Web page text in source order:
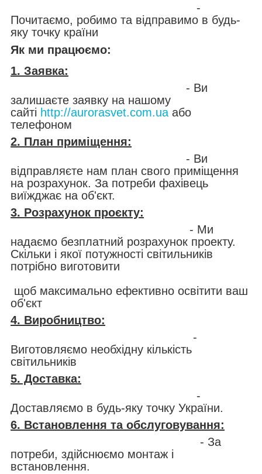
-
Почитаємо, робимо та відправимо в будь-
яку точку країни
Як ми працюємо:
1. Заявка:
- Ви
залишаєте заявку на нашому
сайті http://aurorasvet.com.ua або
телефоном
2. План приміщення:
- Ви
відправляєте нам план свого приміщення
на розрахунок. За потреби фахівець
виїжджає на об'єкт.
3. Розрахунок проєкту:
- Ми
надаємо безплатний розрахунок проекту.
Скільки і якої потужності світильників
потрібно виготовити
щоб максимально ефективно освітити ваш
об'єкт
4. Виробництво:
-
Виготовляємо необхідну кількість
світильників
5. Доставка:
-
Доставляємо в будь-яку точку України.
6. Встановлення та обслуговування:
- За
потреби, здійснюємо монтаж і
встановлення.